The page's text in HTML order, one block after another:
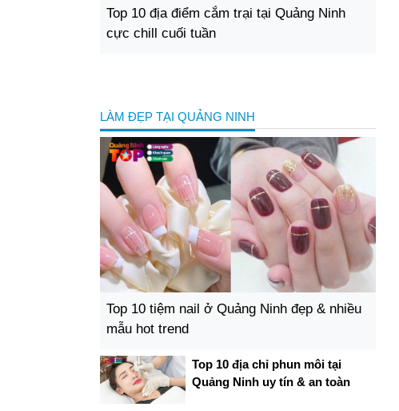
Top 10 địa điểm cắm trại tại Quảng Ninh
cực chill cuối tuần
LÀM ĐẸP TẠI QUẢNG NINH
Top 10 tiệm nail ở Quảng Ninh đẹp & nhiều
mẫu hot trend
Top 10 địa chỉ phun môi tại
Quảng Ninh uy tín & an toàn